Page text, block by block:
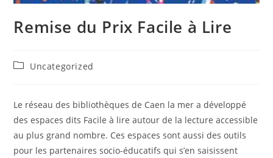
Remise du Prix Facile à Lire
PostUncategorized
Le réseau des bibliothèques de Caen la mer a développé
des espaces dits Facile à lire autour de la lecture accessible
au plus grand nombre. Ces espaces sont aussi des outils
pour les partenaires socio-éducatifs qui s’en saisissent